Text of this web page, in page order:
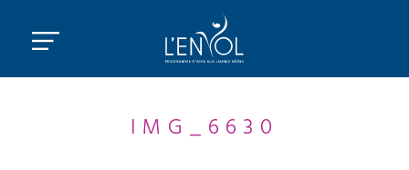
IMG_6630